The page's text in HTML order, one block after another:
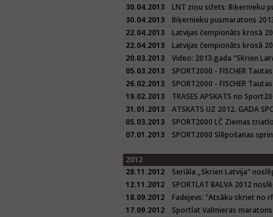
30.04.2013
LNT ziņu sižets: Biķernieku
30.04.2013
Biķernieku pusmaratons
22.04.2013
Latvijas čempionāts krosā
22.04.2013
Latvijas čempionāts krosā
20.03.2013
Video: 2013.gada "Skrien
05.03.2013
SPORT2000 - FISCHER
26.02.2013
SPORT2000 - FISCHER
19.02.2013
TRASES APSKATS no
31.01.2013
ATSKATS UZ 2012. GADA
05.03.2013
SPORT2000 LČ Ziemas
07.01.2013
SPORT2000 Slēpošanas
2012
28.11.2012
Seriāla „Skrien Latvija"
12.11.2012
SPORTLAT BALVA 2012
18.09.2012
Fadejevs: "Atsāku skriet no
17.09.2012
Sportlat Valmieras